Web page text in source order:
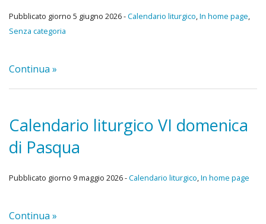
Pubblicato giorno 5 giugno 2026 -Calendario liturgico,In home page,
Senza categoria
Continua »
Calendario liturgico VI domenica
di Pasqua
Pubblicato giorno 9 maggio 2026 -Calendario liturgico,In home page
Continua »